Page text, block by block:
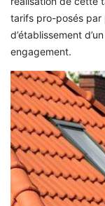
tarifs pro-posés par
d’établissement
engagement.